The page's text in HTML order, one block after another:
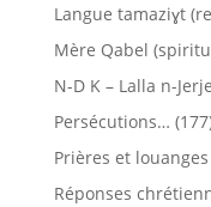
Langue tamaziɣt
Mère Qabel
N-D K – Lalla n-
Persécutions…
Prières et louanges
Réponses